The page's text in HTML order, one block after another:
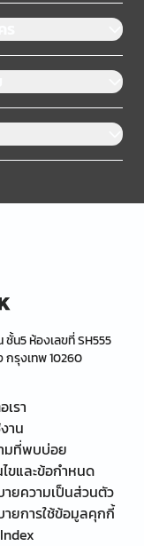
ชั้น5 ห้องเลขที่ SH555
กรุงเทพ 10260
รา
าน
มที่พบบ่อย
ไขและข้อกำหนด
ายความเป็นส่วนตัว
ายการใช้ข้อมูลคุกกี้